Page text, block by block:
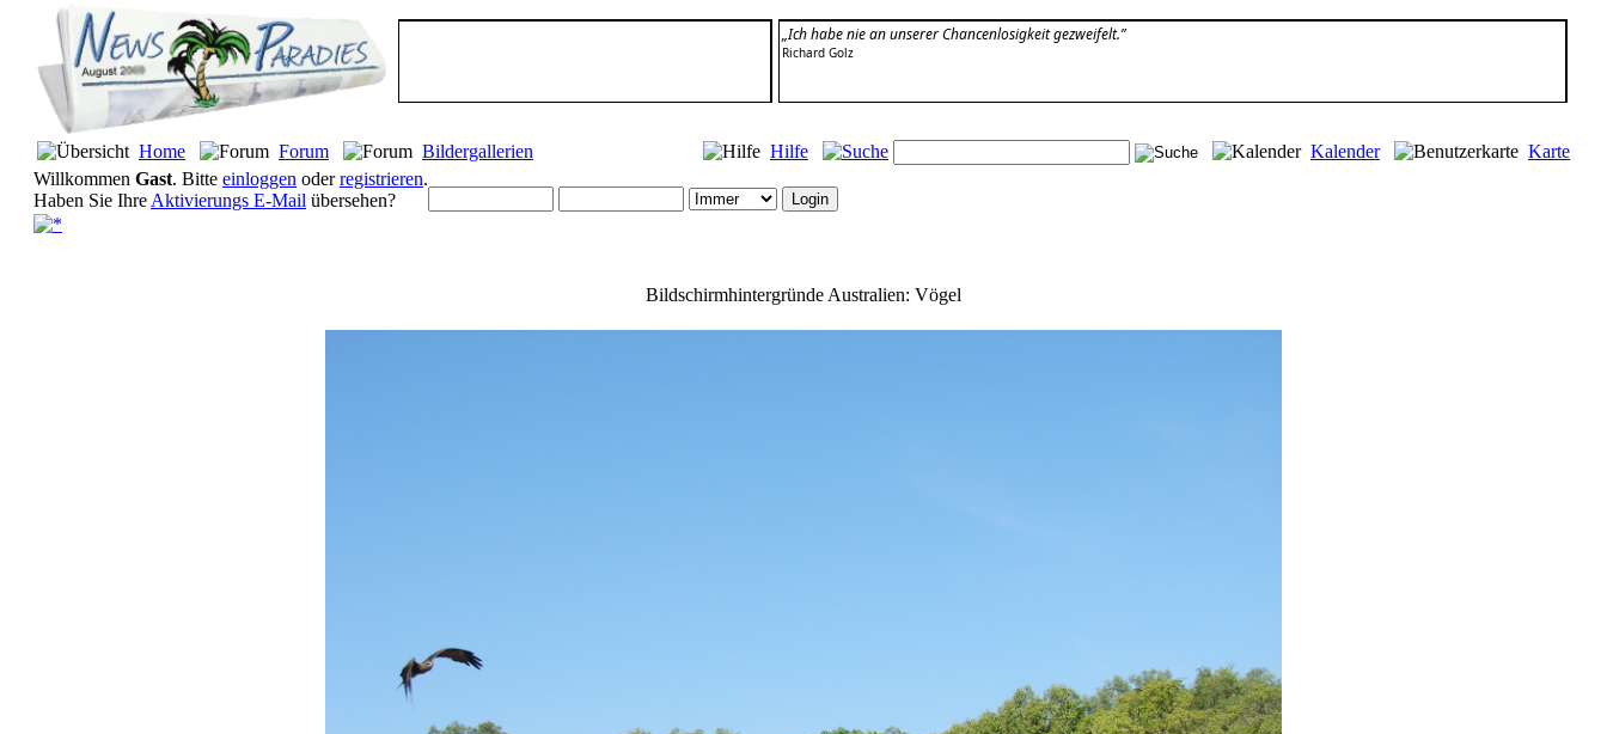
„Ich habe nie an unserer Chancenlosigkeit gezweifelt.”
Richard Golz
Home Forum Bildergallerien Hilfe Kalender
Karte
Willkommen Gast. Bitte einloggen oderregistrieren.
Haben Sie Ihre Aktivierungs E-Mail übersehen?
Bildschirmhintergründe Australien: Vögel